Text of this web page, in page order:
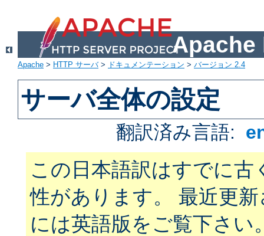
Apache
Apache > HTTP サーバ> ドキュメンテーション > バージョン 2.4
サーバ全体の設定
翻訳済み言語:
この日本語訳はすでに古
性があります。 最近更
には英語版をご覧下さい